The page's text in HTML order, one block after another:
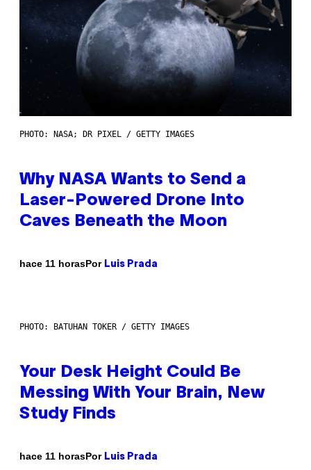
PHOTO: NASA; DR PIXEL / GETTY IMAGES
Why NASA Wants to Send a
Laser-Powered Drone Into
Caves Beneath the Moon
hace 11 horasPor Luis Prada
PHOTO: BATUHAN TOKER / GETTY IMAGES
Your Desk Height Could Be
Messing With Your Brain, New
Study Finds
hace 11 horasPor Luis Prada